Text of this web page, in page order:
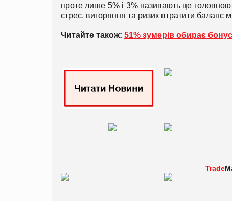
проте лише 5% і 3% називають це
стрес, вигоряння та ризик втратити баланс
Читайте також: 51% зумерів обирає
Trade